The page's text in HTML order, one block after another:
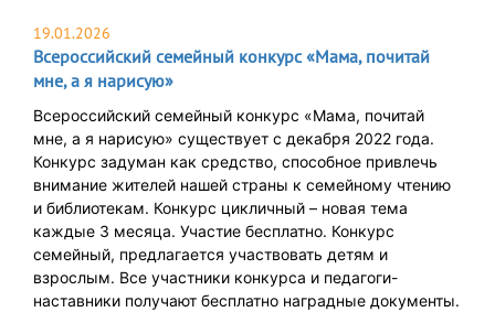
19.01.2026
Всероссийский семейный конкурс «Мама, почитай
мне, а я нарисую»
Всероссийский семейный конкурс «Мама, почитай
мне, а я нарисую» существует с декабря 2022 года.
Конкурс задуман как средство, способное привлечь
внимание жителей нашей страны к семейному чтению
и библиотекам. Конкурс цикличный – новая тема
каждые 3 месяца. Участие бесплатно. Конкурс
семейный, предлагается участвовать детям и
взрослым. Все участники конкурса и педагоги-
наставники получают бесплатно наградные документы.